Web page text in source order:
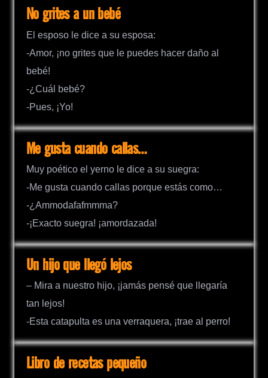
No grites a un bebé
El esposo le dice a su esposa:
-Amor, ¡no grites que le puedes hacer daño al
bebé!
-¿Cuál bebé?
-Pues, ¡Yo!
Me gusta cuando callas…
Muy poético el yerno le dice a su suegra:
-Me gusta cuando callas porque estás como…
-¿Ammodafafmmma?
-¡Exacto suegra! ¡amordazada!
Un hijo que llegó lejos
– Mira a nuestro hijo, ¡jamás pensé que llegaría
tan lejos!
-Esta catapulta es una verraquera, ¡trae al perro!
Libro de recetas pequeño